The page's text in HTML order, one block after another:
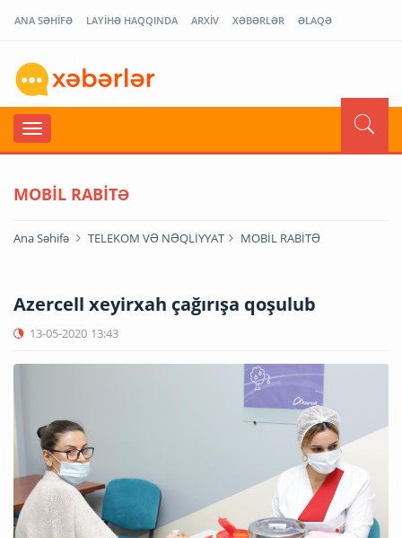
ANA SƏHİFƏ LAYİHƏ HAQQINDA ARXİV XƏBƏRLƏR ƏLAQƏ
MOBİL RABİTƏ
Ana Səhifə TELEKOM VƏ NƏQLİYYAT MOBİL RABİTƏ
Azercell xeyirxah çağırışa qoşulub
13-05-2020 13:43